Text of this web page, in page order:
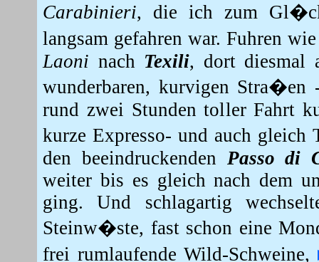
Carabinieri, die ich zum Gl�ck
langsam gefahren war. Fuhren
Laoni nach Texili, dort diesmal
wunderbaren, kurvigen
rund zwei Stunden toller Fahrt
kurze Expresso- und auch gleich
den beeindruckenden Passo di
weiter bis es gleich nach dem
ging. Und schlagartig
Steinw�ste, fast schon eine
frei rumlaufende Wild-Schweine,